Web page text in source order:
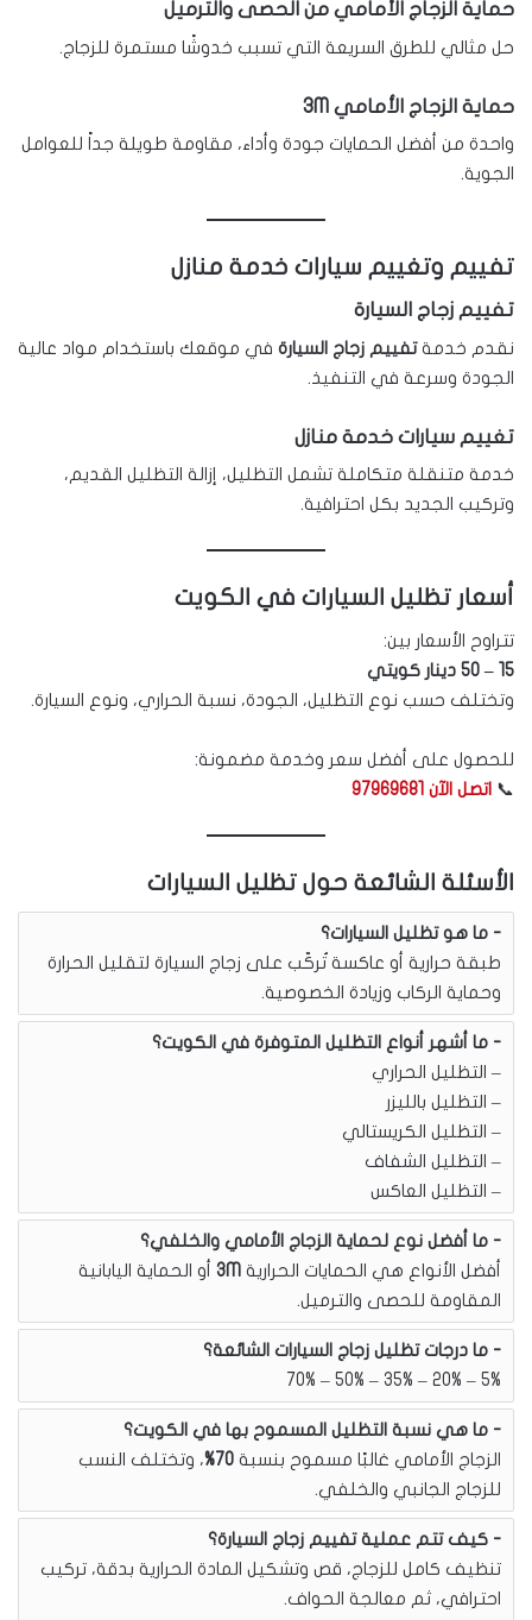
حماية الزجاج الأمامي من الحصى والترميل
حل مثالي للطرق السريعة التي تسبب خدوشًا مستمرة للزجاج.
حماية الزجاج الأمامي 3M
واحدة من أفضل الحمايات جودة وأداء، مقاومة طويلة جداً للعوامل
الجوية.
تفييم وتغييم سيارات خدمة منازل
تفييم زجاج السيارة
نقدم خدمةتفييم زجاج السيارة في موقعك باستخدام مواد عالية
الجودة وسرعة في التنفيذ.
تغييم سيارات خدمة منازل
خدمة متنقلة متكاملة تشمل التظليل، إزالة التظليل القديم،
وتركيب الجديد بكل احترافية.
أسعار تظليل السيارات في الكويت
تتراوح الأسعار بين:
15 – 50 دينار كويتي
وتختلف حسب نوع التظليل، الجودة، نسبة الحراري، ونوع السيارة.
للحصول على أفضل سعر وخدمة مضمونة:
📞 اتصل الآن 97969681
الأسئلة الشائعة حول تظليل السيارات
ما هو تظليل السيارات؟
طبقة حرارية أو عاكسة تُركّب على زجاج السيارة لتقليل الحرارة
وحماية الركاب وزيادة الخصوصية.
ما أشهر أنواع التظليل المتوفرة في الكويت؟
– التظليل الحراري
– التظليل بالليزر
– التظليل الكريستالي
– التظليل الشفاف
– التظليل العاكس
ما أفضل نوع لحماية الزجاج الأمامي والخلفي؟
أفضل الأنواع هي الحمايات الحرارية 3M أو الحماية اليابانية
المقاومة للحصى والترميل.
ما درجات تظليل زجاج السيارات الشائعة؟
5% – 20% – 35% – 50% – 70%
ما هي نسبة التظليل المسموح بها في الكويت؟
الزجاج الأمامي غالبًا مسموح بنسبة 70%
، وتختلف النسب
للزجاج الجانبي والخلفي.
كيف تتم عملية تفييم زجاج السيارة؟
تنظيف كامل للزجاج، قص وتشكيل المادة الحرارية بدقة، تركيب
احترافي، ثم معالجة الحواف.